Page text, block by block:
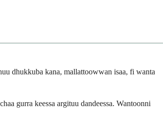
dhukkuba kana, mallattoowwan isaa, fi wanta
gurra keessa argituu dandeessa. Wantoonni